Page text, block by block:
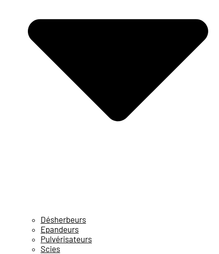
Désherbeurs
Epandeurs
Pulvérisateurs
Scies